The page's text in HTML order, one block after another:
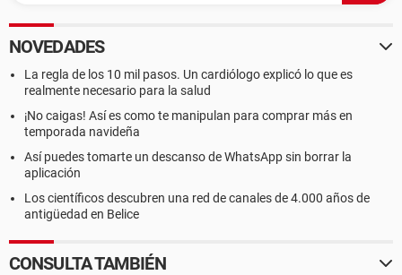
NOVEDADES
La regla de los 10 mil pasos. Un cardiólogo explicó lo que es
realmente necesario para la salud
¡No caigas! Así es como te manipulan para comprar más en
temporada navideña
Así puedes tomarte un descanso de WhatsApp sin borrar la
aplicación
Los científicos descubren una red de canales de 4.000 años de
antigüedad en Belice
CONSULTA TAMBIÉN